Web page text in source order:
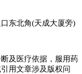
东北角(天成大厦旁)
及医疗依据，服用药
用文章涉及版权问